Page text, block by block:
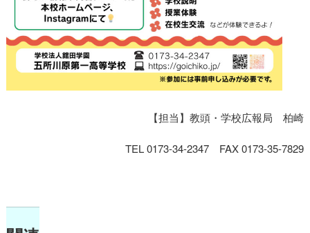
【担当】教頭・学校広報局 柏崎
TEL 0173-34-2347 FAX 0173-35-7829